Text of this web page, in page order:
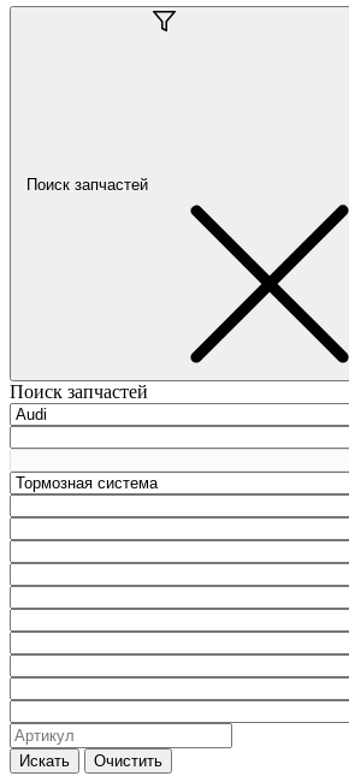
Поиск запчастей
Поиск запчастей
Искать Очистить